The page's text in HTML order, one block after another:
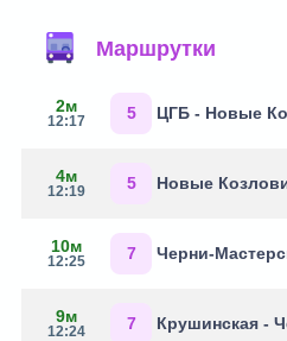
Маршрутки
2м
12:17 5 ЦГБ - Новые
4м
12:19 5 Новые
10м
12:25 7 Черни-
9м
12:24 7 Крушинская -